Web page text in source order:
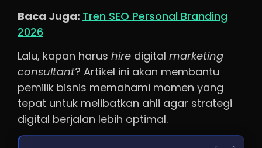
Baca Juga: Tren SEO Personal Branding
2026
Lalu, kapan harus hire digital marketing
consultant? Artikel ini akan membantu
pemilik bisnis memahami momen yang
tepat untuk melibatkan ahli agar strategi
digital berjalan lebih optimal.